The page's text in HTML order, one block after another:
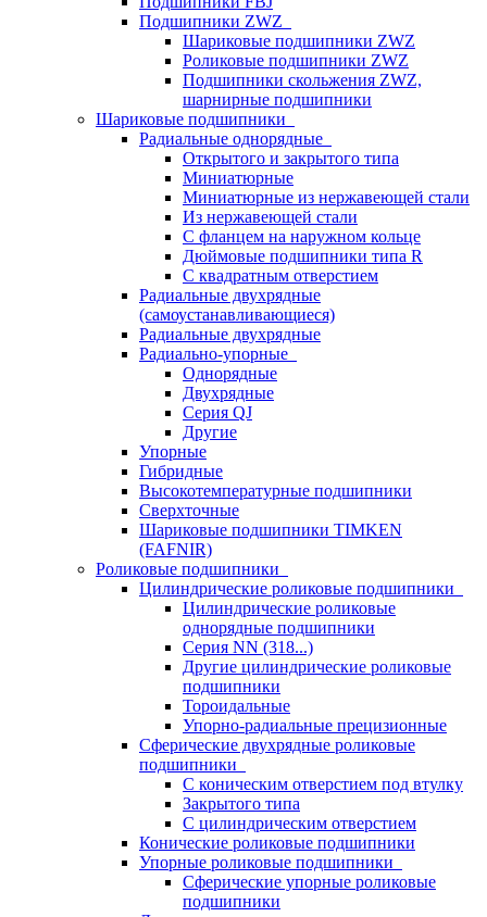
Подшипники ZWZ
Шариковые подшипники ZWZ
Роликовые подшипники ZWZ
Подшипники скольжения ZWZ,
шарнирные подшипники
Шариковые подшипники
Радиальные однорядные
Открытого и закрытого типа
Миниатюрные
Миниатюрные из нержавеющей стали
Из нержавеющей стали
С фланцем на наружном кольце
Дюймовые подшипники типа R
С квадратным отверстием
Радиальные двухрядные
(самоустанавливающиеся)
Радиальные двухрядные
Радиально-упорные
Однорядные
Двухрядные
Серия QJ
Другие
Упорные
Гибридные
Высокотемпературные подшипники
Сверхточные
Шариковые подшипники TIMKEN
(FAFNIR)
Роликовые подшипники
Цилиндрические роликовые подшипники
Цилиндрические роликовые
однорядные подшипники
Серия NN (318...)
Другие цилиндрические роликовые
подшипники
Тороидальные
Упорно-радиальные прецизионные
Сферические двухрядные роликовые
подшипники
С коническим отверстием под втулку
Закрытого типа
С цилиндрическим отверстием
Конические роликовые подшипники
Упорные роликовые подшипники
Сферические упорные роликовые
подшипники